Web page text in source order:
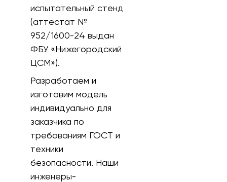
испытательный стенд
(аттестат №
952/1600-24 выдан
ФБУ «Нижегородский
ЦСМ»).
Разработаем и
изготовим модель
индивидуально для
заказчика по
требованиям ГОСТ и
техники
безопасности. Наши
инженеры-